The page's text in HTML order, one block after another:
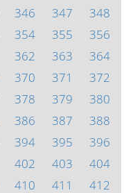
346 347
348
354 355
356
362 363
364
370 371
372
378 379
380
386 387
388
394 395
396
402 403
404
410 411 412